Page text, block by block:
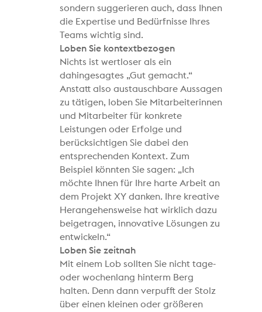
sondern suggerieren auch, dass Ihnen
die Expertise und Bedürfnisse Ihres
Teams wichtig sind.
Loben Sie kontextbezogen
Nichts ist wertloser als ein
dahingesagtes „Gut gemacht.“
Anstatt also austauschbare Aussagen
zu tätigen, loben Sie Mitarbeiterinnen
und Mitarbeiter für konkrete
Leistungen oder Erfolge und
berücksichtigen Sie dabei den
entsprechenden Kontext. Zum
Beispiel könnten Sie sagen: „Ich
möchte Ihnen für Ihre harte Arbeit an
dem Projekt XY danken. Ihre kreative
Herangehensweise hat wirklich dazu
beigetragen, innovative Lösungen zu
entwickeln.“
Loben Sie zeitnah
Mit einem Lob sollten Sie nicht tage-
oder wochenlang hinterm Berg
halten. Denn dann verpufft der Stolz
über einen kleinen oder größeren